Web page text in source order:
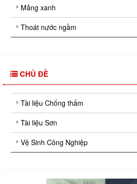
Mảng xanh
Thoát nước ngầm
CHỦ ĐỀ
Tài liệu Chống thấm
Tài liệu Sơn
Vệ Sinh Công Nghiệp